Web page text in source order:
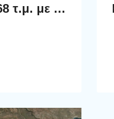
ΜΕΣΑ ΒΟΥΝΙ. 6.568 τ.μ. με θέα βουνό και θάλασσα